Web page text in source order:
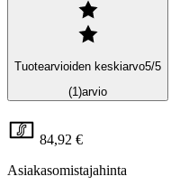
Tuotearvioiden keskiarvo5/5
(1)arvio
84,92 €
Asiakasomistajahinta